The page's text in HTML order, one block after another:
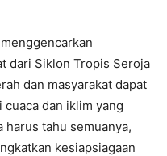
dari Siklon Tropis Seroja
dan masyarakat dapat
dan iklim yang
harus tahu semuanya,
kesiapsiagaan